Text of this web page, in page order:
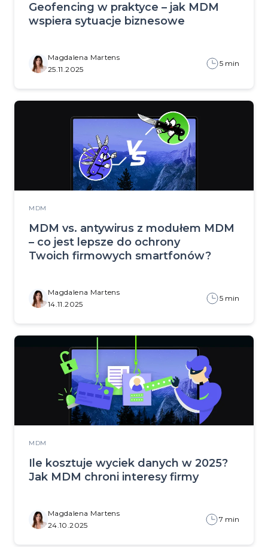
Geofencing w praktyce – jak MDM
wspiera sytuacje biznesowe
Magdalena Martens
25.11.2025
5 min
MDM
MDM vs. antywirus z modułem MDM
– co jest lepsze do ochrony
Twoich firmowych smartfonów?
Magdalena Martens
14.11.2025
5 min
MDM
Ile kosztuje wyciek danych w 2025?
Jak MDM chroni interesy firmy
Magdalena Martens
24.10.2025
7 min